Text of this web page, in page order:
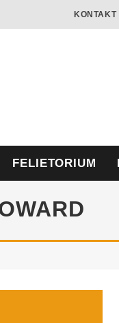
KONTAKT
FELIETORIUM